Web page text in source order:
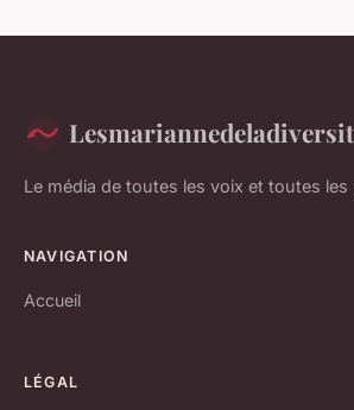
Le média de toutes les voix et toutes les
NAVIGATION
Accueil
LÉGAL